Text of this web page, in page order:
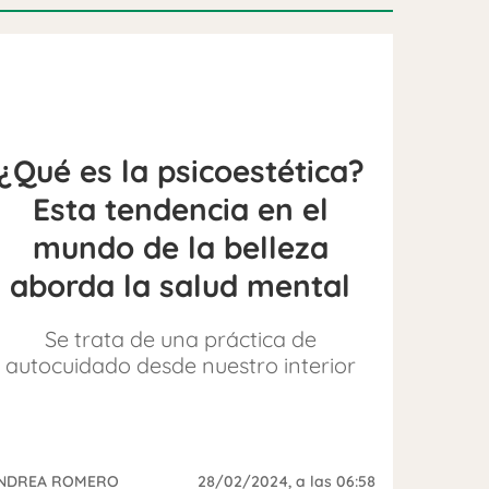
es la psicoestética?
Esta tendencia en el
mundo de la belleza
aborda la salud mental
Se trata de una práctica de
autocuidado desde nuestro interior
ROMERO 28/02/2024, a las 06:58